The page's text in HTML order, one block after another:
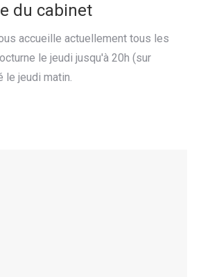
du cabinet
accueille actuellement tous les
le jeudi jusqu'à 20h (sur
le jeudi matin.